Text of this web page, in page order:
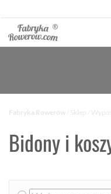
Bidony i
Fabryka Rowerów Sklep